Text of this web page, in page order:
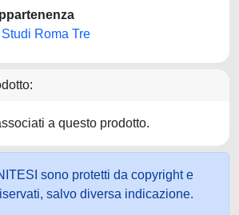
Roma Tre
a questo prodotto.
sono protetti da copyright e
salvo diversa indicazione.